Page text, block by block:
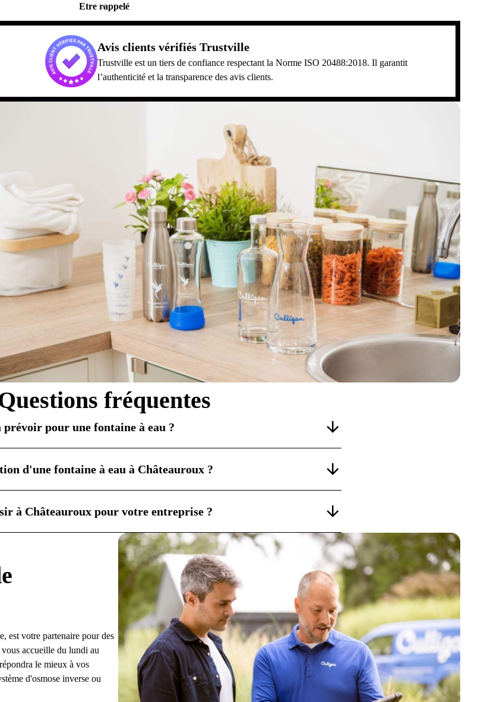
Etre rappelé
Avis clients vérifiés Trustville
Trustville est un tiers de confiance respectant la Norme ISO 20488:2018. Il garantit
l’authenticité et la transparence des avis clients.
fréquentes
pour une fontaine à eau ?
d'une fontaine à eau à Châteauroux ?
à Châteauroux pour votre entreprise ?
est votre partenaire pour des
accueille du lundi au
le mieux à vos
d'osmose inverse ou